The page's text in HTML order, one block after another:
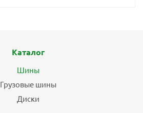
Каталог
Шины
Грузовые шины
Диски